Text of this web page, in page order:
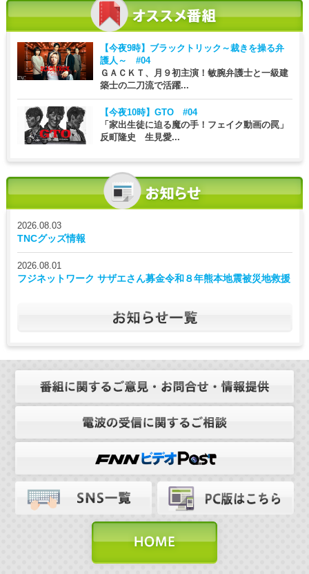
【今夜9時】 ブラックトリック～裁きを操る弁
護人～ #04
ＧＡＣＫＴ、月９初主演！敏腕弁護士と一級建
築士の二刀流で活躍...
【今夜10時】 GTO #04
「家出生徒に迫る魔の手！フェイク動画の罠」
反町隆史 生見愛...
2026.08.03
TNCグッズ情報
2026.08.01
フジネットワーク サザエさん募金令和８年熊本地震被災地救援